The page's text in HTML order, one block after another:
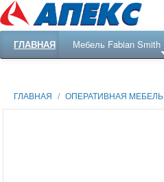
ГЛАВНАЯ Мебель Fabian Smith
ГЛАВНАЯ / ОПЕРАТИВНАЯ МЕБЕЛЬ